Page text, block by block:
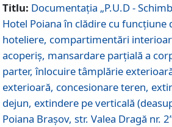
Titlu: Documentaţia „P.U.D -
Hotel Poiana în clădire cu funcţiune
hoteliere, compartimentări
acoperiş, mansardare parţială a
parter, înlocuire tâmplărie
exterioară, concesionare teren,
dejun, extindere pe verticală
Poiana Braşov, str. Valea Dragă nr.